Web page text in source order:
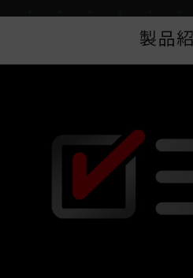
XMP 2.0は手動で有効に
マザーボードでは、指定
可能性があります。最大
性に影響を及ぼす可能性
ロックによる不安定性が
の設定をデフォルトに戻
メモリモジュールに表示
大対応周波数」であり、
製品